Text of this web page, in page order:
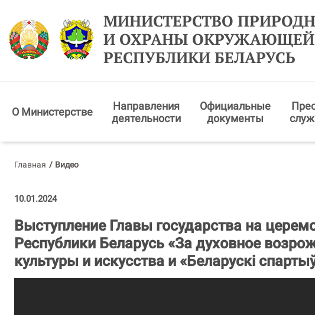
МИНИСТЕРСТВО
И ОХРАНЫ
РЕСПУБЛИКИ БЕЛАРУСЬ
О Министерстве
Направления
деятельности
Официальные
документы
Главная / Видео
10.01.2024
Выступление Главы государства на
Республики Беларусь «За духовное
культуры и искусства и «Беларускi